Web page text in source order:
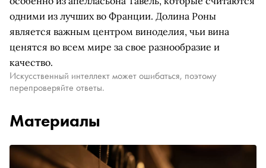
одними из лучших во Франции. Долина Роны
является важным центром виноделия, чьи вина
ценятся во всем мире за свое разнообразие и
качество.
Искусственный интеллект может ошибаться, поэтому
перепроверяйте ответы.
Материалы